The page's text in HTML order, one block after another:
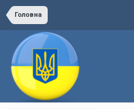
Головна